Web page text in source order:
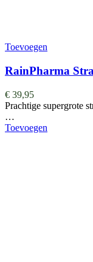
Toevoegen
RainPharma
€ 39,95
Prachtige supergrote
…
Toevoegen